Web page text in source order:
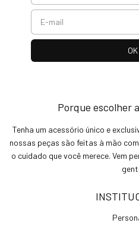
Porque escolher
Tenha um acessório único e
nossas peças são feitas à mão
o cuidado que você merece. Vem